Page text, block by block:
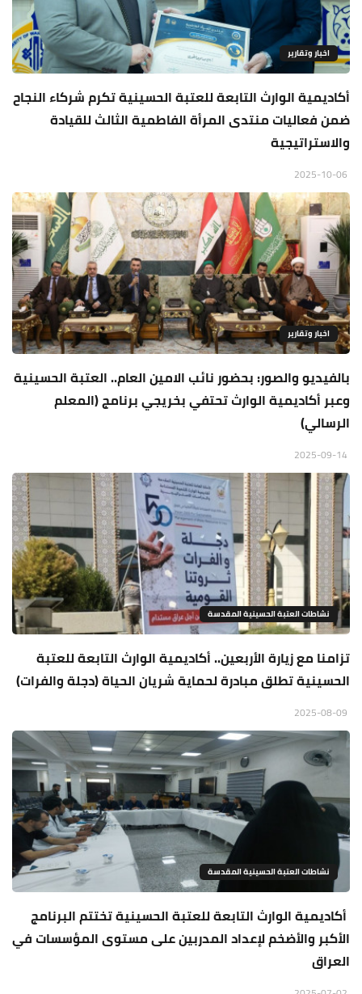
اخبار وتقارير
أكاديمية الوارث التابعة للعتبة الحسينية تكرم شركاء النجاح
ضمن فعاليات منتدى المرأة الفاطمية الثالث للقيادة
والاستراتيجية
اخبار وتقارير
بالفيديو والصور: بحضور نائب الامين العام.. العتبة الحسينية
وعبر أكاديمية الوارث تحتفي بخريجي برنامج (المعلم
الرسالي)
نشاطات العتبة الحسينية المقدسة
تزامنا مع زيارة الأربعين.. أكاديمية الوارث التابعة للعتبة
الحسينية تطلق مبادرة لحماية شريان الحياة (دجلة والفرات)
نشاطات العتبة الحسينية المقدسة
أكاديمية الوارث التابعة للعتبة الحسينية تختتم البرنامج
الأكبر والأضخم لإعداد المدربين على مستوى المؤسسات في
العراق